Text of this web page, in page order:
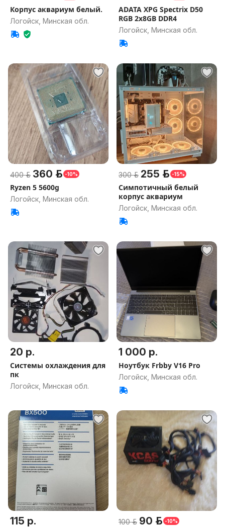
Корпус аквариум белый.
Логойск, Минская обл.
ADATA XPG Spectrix D50
RGB 2x8GB DDR4
Логойск, Минская обл.
400 р. 360 р. -10%
Ryzen 5 5600g
Логойск, Минская обл.
300 р. 255 р. -15%
Симпотичный белый
корпус аквариум
Логойск, Минская обл.
20 р.
Системы охлаждения для
пк
Логойск, Минская обл.
1 000 р.
Ноутбук Frbby V16 Pro
Логойск, Минская обл.
115 р. 100 р. 90 р. -10%